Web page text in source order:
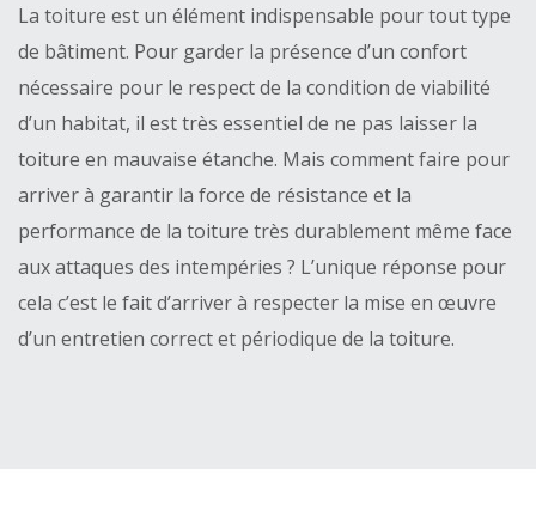
La toiture est un élément indispensable pour tout type
de bâtiment. Pour garder la présence d’un confort
nécessaire pour le respect de la condition de viabilité
d’un habitat, il est très essentiel de ne pas laisser la
toiture en mauvaise étanche. Mais comment faire pour
arriver à garantir la force de résistance et la
performance de la toiture très durablement même face
aux attaques des intempéries ? L’unique réponse pour
cela c’est le fait d’arriver à respecter la mise en œuvre
d’un entretien correct et périodique de la toiture.